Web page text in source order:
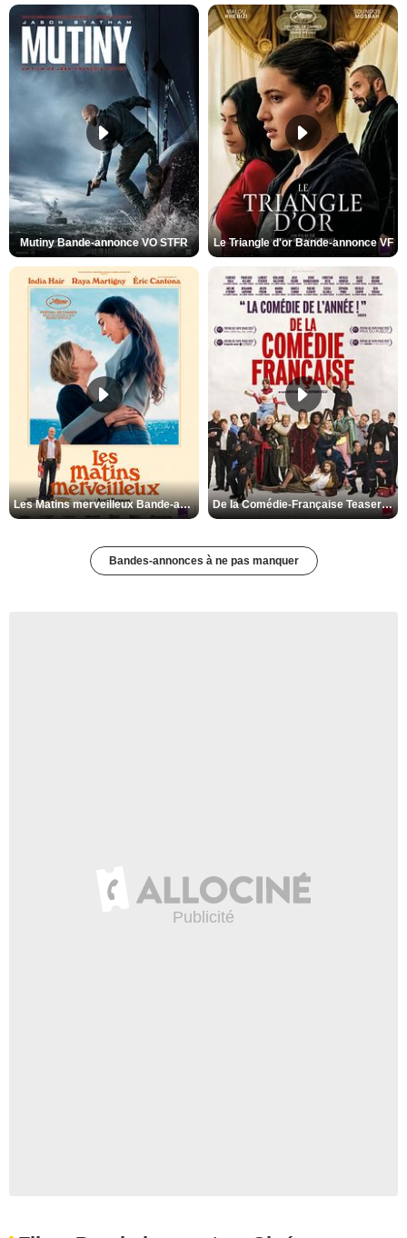
Mutiny Bande-annonce VO STFR Le Triangle d'or Bande-annonce VF
Les Matins merveilleux Bande-annonce VF De la Comédie-Française Teaser VF
Bandes-annonces à ne pas manquer